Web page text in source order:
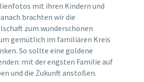
mit ihren Kindern und
brachten wir die
zum wunderschönen
gemütlich im familiären Kreis
So sollte eine goldene
mit der engsten Familie auf
und die Zukunft anstoßen.